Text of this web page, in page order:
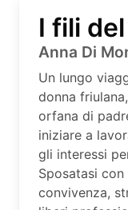
I fili
Anna Di
Un lungo
donna
orfana di
iniziare a
gli interessi
Sposatasi
convivenza,